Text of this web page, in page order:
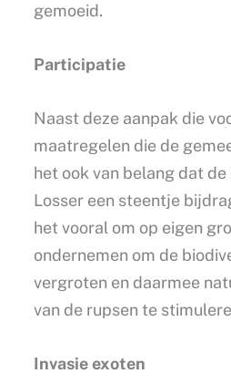
gemoeid.
Participatie
Naast deze aanpak die
maatregelen die de
het ook van belang dat de
Losser een steentje
het vooral om op eigen
ondernemen om de
vergroten en daarmee
van de rupsen te
Invasie exoten